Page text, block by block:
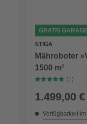
GRATIS
STIGA
Mähroboter
1500 m²
(1)
1.499,00 €
Verfügbarkeit